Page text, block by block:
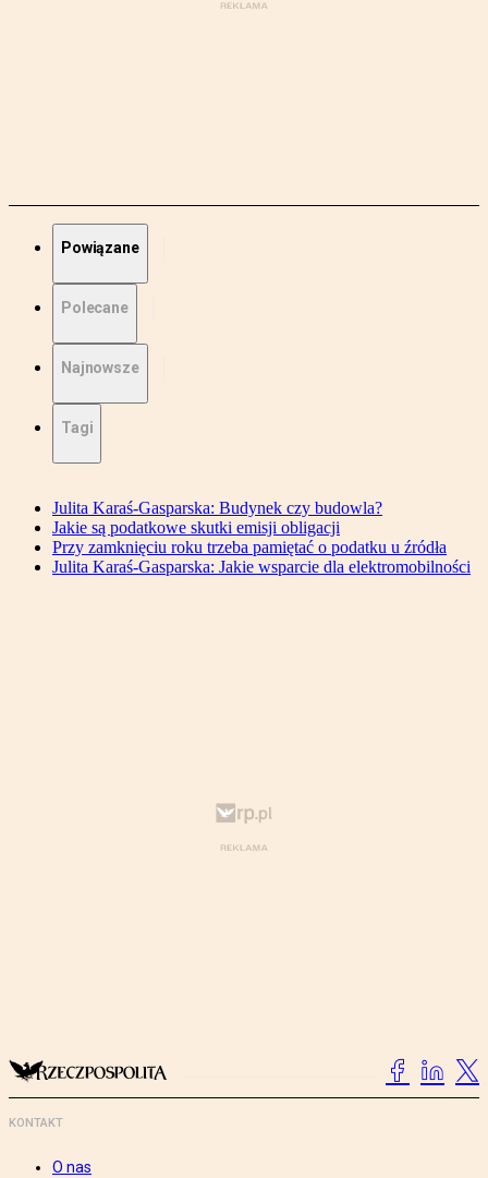
Powiązane
Polecane
Najnowsze
Tagi
Julita Karaś-Gasparska: Budynek czy budowla?
Jakie są podatkowe skutki emisji obligacji
Przy zamknięciu roku trzeba pamiętać o podatku u źródła
Julita Karaś-Gasparska: Jakie wsparcie dla elektromobilności
KONTAKT
O nas